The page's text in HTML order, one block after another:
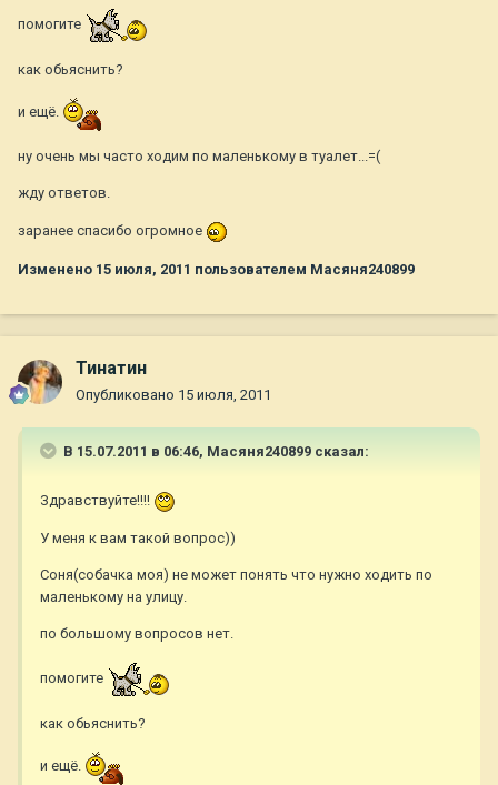
помогите
как обьяснить?
и ещё.
ну очень мы часто ходим по маленькому в туалет...=(
жду ответов.
заранее спасибо огромное
Изменено 15 июля, 2011 пользователем Масяня240899
Тинатин
Опубликовано 15 июля, 2011
В 15.07.2011 в 06:46, Масяня240899 сказал:
Здравствуйте!!!!
У меня к вам такой вопрос))
Соня(собачка моя) не может понять что нужно ходить по
маленькому на улицу.
по большому вопросов нет.
помогите
как обьяснить?
и ещё.